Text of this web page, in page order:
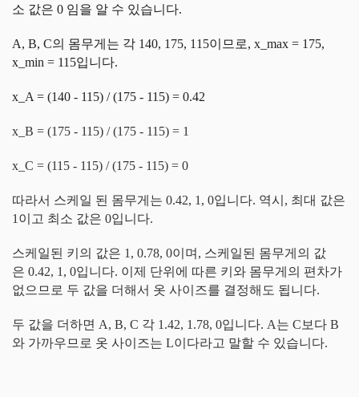
소 값은 0 임을 알 수 있습니다.
A, B, C의 몸무게는 각 140, 175, 115이므로, x_max = 175,
x_min = 115입니다.
x_A = (140 - 115) / (175 - 115) = 0.42
x_B = (175 - 115) / (175 - 115) = 1
x_C = (115 - 115) / (175 - 115) = 0
따라서 스케일 된 몸무게는 0.42, 1, 0입니다. 역시, 최대 값은
1이고 최소 값은 0입니다.
스케일된 키의 값은 1, 0.78, 0이며, 스케일된 몸무게의 값
은 0.42, 1, 0입니다. 이제 단위에 따른 키와 몸무게의 편차가
없으므로 두 값을 더해서 옷 사이즈를 결정해도 됩니다.
두 값을 더하면 A, B, C 각 1.42, 1.78, 0입니다. A는 C보다 B
와 가까우므로 옷 사이즈는 L이다라고 말할 수 있습니다.